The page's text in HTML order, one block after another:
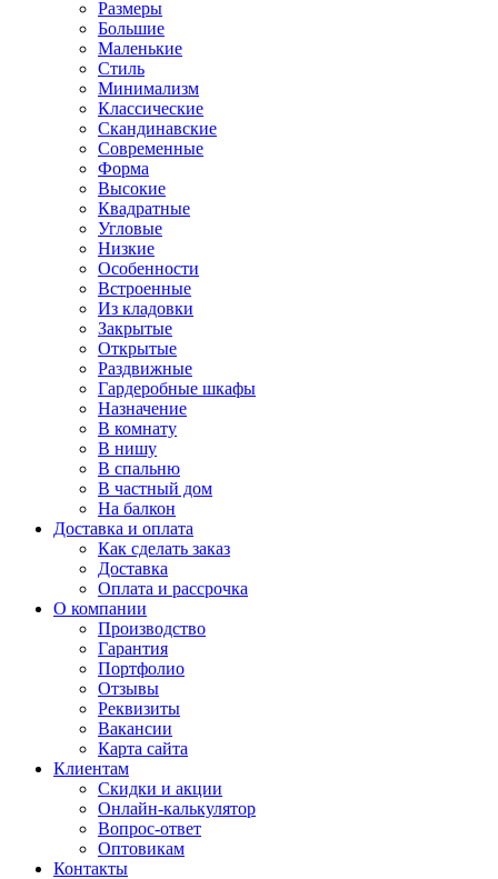
Размеры
Большие
Маленькие
Стиль
Минимализм
Классические
Скандинавские
Современные
Форма
Высокие
Квадратные
Угловые
Низкие
Особенности
Встроенные
Из кладовки
Закрытые
Открытые
Раздвижные
Гардеробные шкафы
Назначение
В комнату
В нишу
В спальню
В частный дом
На балкон
Доставка и оплата
Как сделать заказ
Доставка
Оплата и рассрочка
О компании
Производство
Гарантия
Портфолио
Отзывы
Реквизиты
Вакансии
Карта сайта
Клиентам
Скидки и акции
Онлайн-калькулятор
Вопрос-ответ
Оптовикам
Контакты